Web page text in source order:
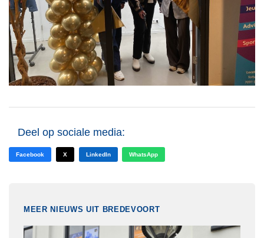
Deel op sociale media:
Facebook X LinkedIn WhatsApp
MEER NIEUWS UIT BREDEVOORT